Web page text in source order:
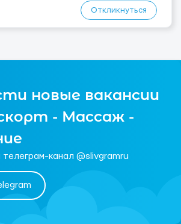
Откликнуться
новые вакансии
- Массаж -
телеграм-канал @slivgramru